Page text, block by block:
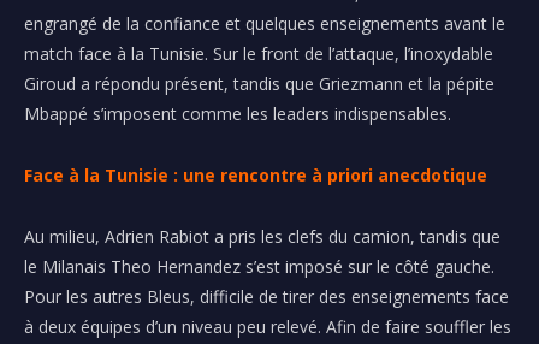
engrangé de la confiance et quelques enseignements avant le
match face à la Tunisie. Sur le front de l’attaque, l’inoxydable
Giroud a répondu présent, tandis que Griezmann et la pépite
Mbappé s’imposent comme les leaders indispensables.
Face à la Tunisie : une rencontre à priori anecdotique
Au milieu, Adrien Rabiot a pris les clefs du camion, tandis que
le Milanais Theo Hernandez s’est imposé sur le côté gauche.
Pour les autres Bleus, difficile de tirer des enseignements face
à deux équipes d’un niveau peu relevé. Afin de faire souffler les